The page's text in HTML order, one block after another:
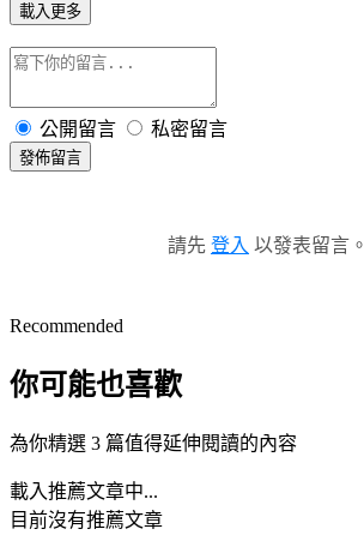
載入更多
公開留言 私密留言
發佈留言
請先 登入 以發表留言。
Recommended
你可能也喜歡
為你精選 3 篇值得延伸閱讀的內容
載入推薦文章中...
目前沒有推薦文章